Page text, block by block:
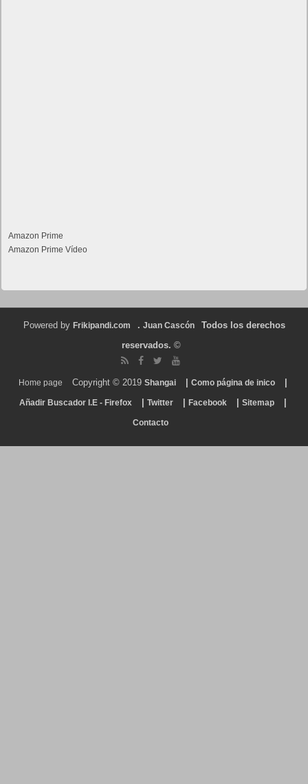
Amazon Prime
Amazon Prime Vídeo
Powered by Frikipandi.com . Juan Cascón
Todos los derechos
reservados. ©
Home page Copyright © 2019 Shangai Como página de inico
Añadir Buscador I.E - Firefox Twitter Facebook Sitemap
Contacto